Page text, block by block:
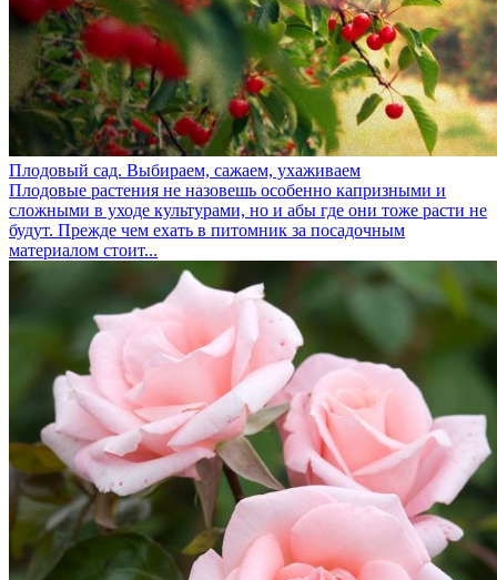
Плодовый сад. Выбираем, сажаем, ухаживаем
Плодовые растения не назовешь особенно капризными и
сложными в уходе культурами, но и абы где они тоже расти не
будут. Прежде чем ехать в питомник за посадочным
материалом стоит...